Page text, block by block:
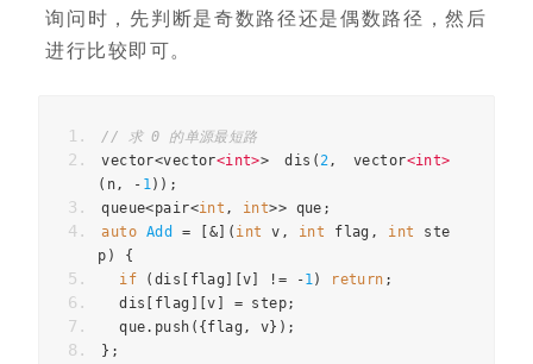
询问时，先判断是奇数路径还是偶数路径，然后
进行比较即可。
// 求 0 的单源最短路
vector<vector<int>> dis (2, vector<int>
( n, - 1));
queue<pair<int , int>> que ;
auto Add = & ]( int v , int flag , int
ste
p )
{
if
( dis flag ][v != -1) return ;
dis
flag ][v = step;
que. push ({ flag , v});
};